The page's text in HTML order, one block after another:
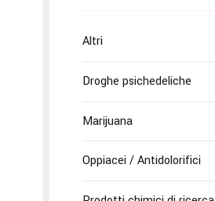
Altri
Droghe psichedeliche
Marijuana
Oppiacei / Antidolorifici